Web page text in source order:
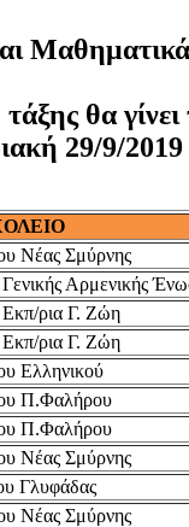
θα γίνει
29/9/2019
Νέας Σμύρνης
Γενικής Αρμενικής
Εκπ/ρια Γ. Ζώη
Εκπ/ρια Γ. Ζώη
Ελληνικού
Π.Φαλήρου
Π.Φαλήρου
Νέας Σμύρνης
Γλυφάδας
Νέας Σμύρνης